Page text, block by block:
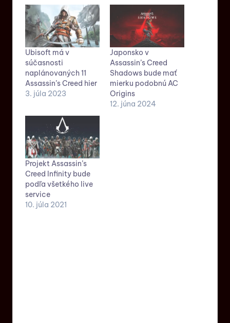
Ubisoft má v
súčasnosti
naplánovaných 11
Assassin’s Creed hier
3. júla 2023
Japonsko v
Assassin’s Creed
Shadows bude mať
mierku podobnú AC
Origins
12. júna 2024
Projekt Assassin’s
Creed Infinity bude
podľa všetkého live
service
10. júla 2021